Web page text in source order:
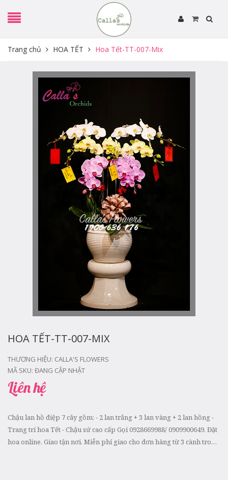
Trang chủ HOA TẾT Hoa Tết-TT-007-Mix
HOA TẾT-TT-007-MIX
THƯƠNG HIỆU: CALLA'S FLOWERS
MÃ SKU: ĐANG CẬP NHẬT
Liên hệ
Chậu lan hồ điệp 7 cây gồm: - 2 lan trắng + 3 lan vàng + 2 lan hồng -
Trang trí hoa Tết - Chậu sứ cao cấp Gọi 0928669988/ 0909900649. Đặt
hoa online. Giao tận nơi. Miễn phí giao cho đơn hàng từ 3 cành trong